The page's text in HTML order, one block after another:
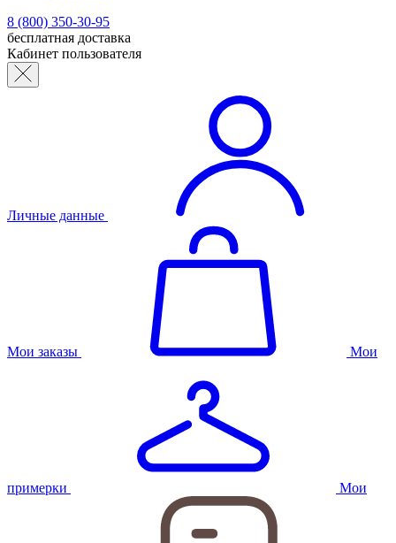
8 (800) 350-30-95
бесплатная доставка
Кабинет пользователя
Личные данные
Мои заказы Мои
примерки Мои